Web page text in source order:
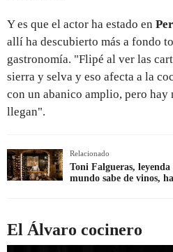
Y es que el actor ha estado en
allí ha descubierto más a fondo
gastronomía. "Flipé al ver las
sierra y selva y eso afecta a la
con un abanico amplio, pero hay
llegan".
Relacionado
Toni Falgueras,
mundo sabe de vinos,
El Álvaro cocinero